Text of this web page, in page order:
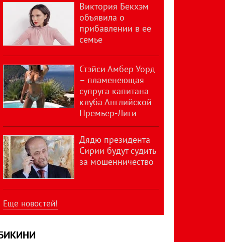
Виктория Бекхэм
объявила о
прибавлении в ее
семье
Стэйси Амбер Уорд
– пламенеющая
супруга капитана
клуба Английской
Премьер-Лиги
Дядю президента
Сирии будут судить
за мошенничество
Еще новостей!